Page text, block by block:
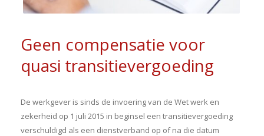
Geen compensatie voor
quasi transitievergoeding
De werkgever is sinds de invoering van de Wet werk en
zekerheid op 1 juli 2015 in beginsel een transitievergoeding
verschuldigd als een dienstverband op of na die datum